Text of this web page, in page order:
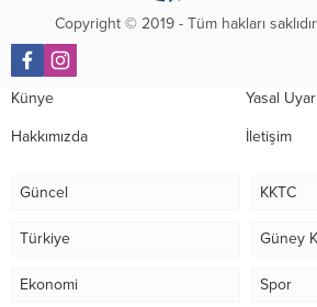
Copyright © 2019 - Tüm hakları
Künye Yasal Uyarı
Hakkımızda İletişim
Güncel KKTC
Türkiye Güney
Ekonomi Spor